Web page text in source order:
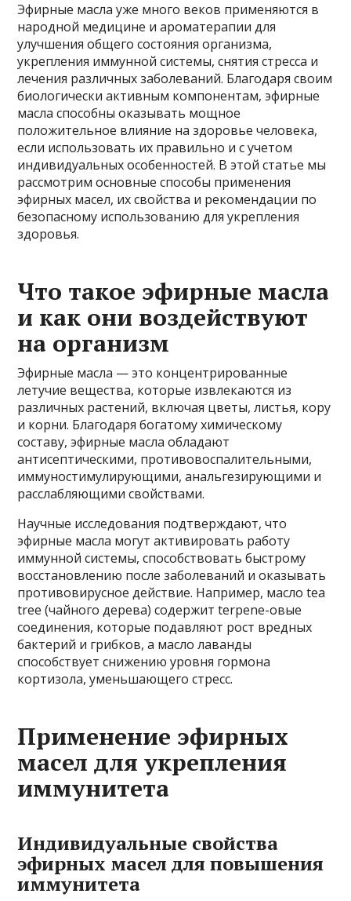
Эфирные масла уже много веков применяются в
народной медицине и ароматерапии для
улучшения общего состояния организма,
укрепления иммунной системы, снятия стресса и
лечения различных заболеваний. Благодаря своим
биологически активным компонентам, эфирные
масла способны оказывать мощное
положительное влияние на здоровье человека,
если использовать их правильно и с учетом
индивидуальных особенностей. В этой статье мы
рассмотрим основные способы применения
эфирных масел, их свойства и рекомендации по
безопасному использованию для укрепления
здоровья.
Что такое эфирные масла
и как они воздействуют
на организм
Эфирные масла — это концентрированные
летучие вещества, которые извлекаются из
различных растений, включая цветы, листья, кору
и корни. Благодаря богатому химическому
составу, эфирные масла обладают
антисептическими, противовоспалительными,
иммуностимулирующими, анальгезирующими и
расслабляющими свойствами.
Научные исследования подтверждают, что
эфирные масла могут активировать работу
иммунной системы, способствовать быстрому
восстановлению после заболеваний и оказывать
противовирусное действие. Например, масло tea
tree (чайного дерева) содержит terpene-овые
соединения, которые подавляют рост вредных
бактерий и грибков, а масло лаванды
способствует снижению уровня гормона
кортизола, уменьшающего стресс.
Применение эфирных
масел для укрепления
иммунитета
Индивидуальные свойства
эфирных масел для повышения
иммунитета